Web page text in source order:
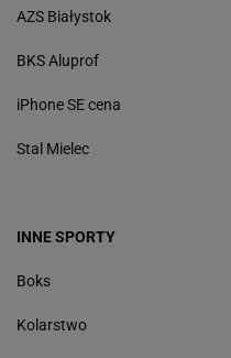
AZS Białystok
BKS Aluprof
iPhone SE cena
Stal Mielec
INNE SPORTY
Boks
Kolarstwo